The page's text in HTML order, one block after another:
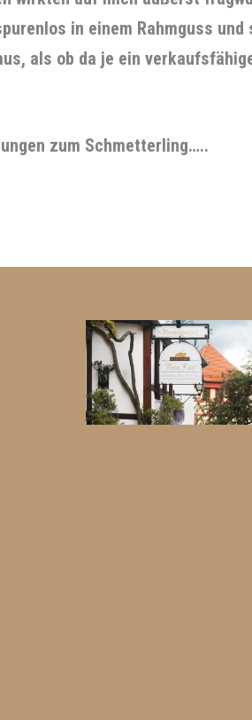
in einem Rahmguss und
als ob da je ein
zum Schmetterling…..